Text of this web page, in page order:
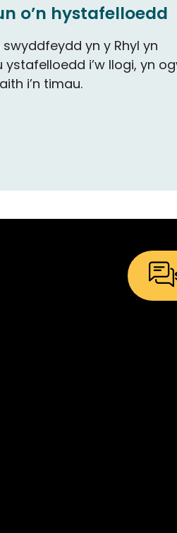
o’n hystafelloedd
swyddfeydd yn y Rhyl yn
ystafelloedd i’w llogi, yn
i’n timau.